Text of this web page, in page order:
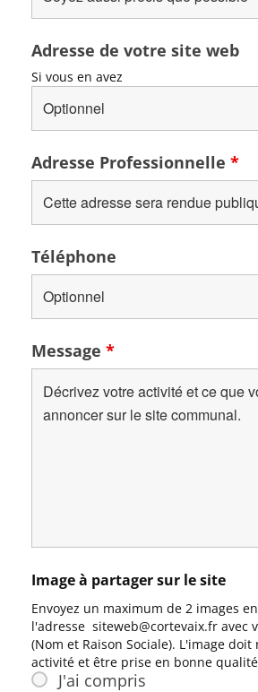
Adresse de votre site web
Si vous en avez
Adresse Professionnelle *
Téléphone
Message *
Image à partager sur le site
J'ai compris
Envoyez un maximum de 2 images
l'adresse siteweb@cortevaix.fr avec
(Nom et Raison Sociale). L'image
activité et être prise en bonne